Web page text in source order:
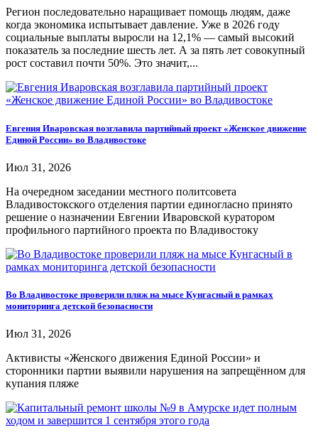
Регион последовательно наращивает помощь людям, даже
когда экономика испытывает давление. Уже в 2026 году
социальные выплаты выросли на 12,1% — самый высокий
показатель за последние шесть лет. А за пять лет совокупный
рост составил почти 50%. Это значит,...
Евгения Иваровская возглавила партийный проект «Женское движение
Единой России» во Владивостоке
Июл 31, 2026
На очередном заседании местного политсовета
Владивостокского отделения партии единогласно принято
решение о назначении Евгении Иваровской куратором
профильного партийного проекта по Владивостоку
Во Владивостоке проверили пляж на мысе Кунгасный в рамках
мониторинга детской безопасности
Июл 31, 2026
Активисты «Женского движения Единой России» и
сторонники партии выявили нарушения на запрещённом для
купания пляже